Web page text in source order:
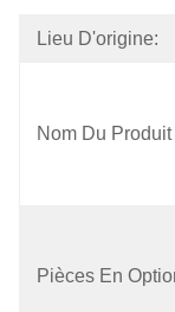
Lieu D'origine:
Nom Du Produit
Pièces En